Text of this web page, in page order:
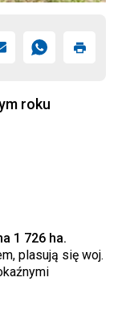
roku
1 726 ha.
plasują się woj.